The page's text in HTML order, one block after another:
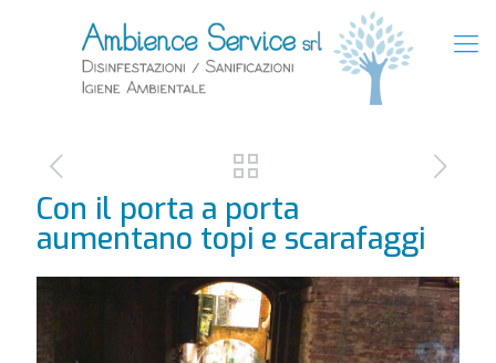
Con il porta a porta
aumentano topi e scarafaggi